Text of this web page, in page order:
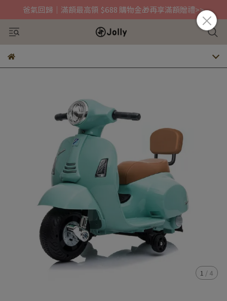
爸氣回歸｜滿額最高領 $688 購物金🎁再享滿額贈禮>>
1 / 4